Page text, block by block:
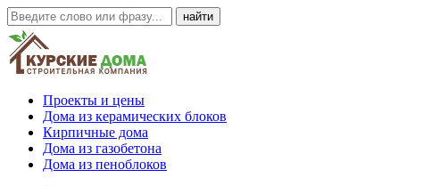
Проекты и цены
Дома из керамических блоков
Кирпичные дома
Дома из газобетона
Дома из пеноблоков